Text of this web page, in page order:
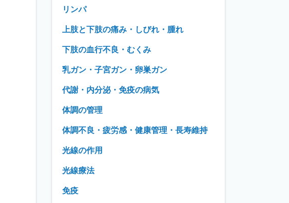
リンパ
上肢と下肢の痛み・しびれ・腫れ
下肢の血行不良・むくみ
乳ガン・子宮ガン・卵巣ガン
代謝・内分泌・免疫の病気
体調の管理
体調不良・疲労感・健康管理・長寿維持
光線の作用
光線療法
免疫